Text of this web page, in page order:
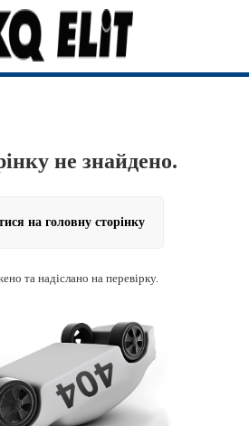
не знайдено.
на головну сторінку
та надіслано на перевірку.